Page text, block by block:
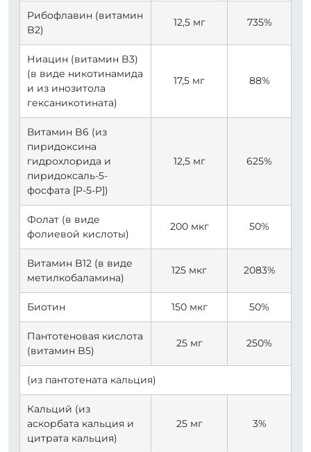
Рибофлавин (витамин
B2)
12,5 мг 735%
Ниацин (витамин B3)
(в виде никотинамида
и из инозитола
гексаникотината)
17,5 мг 88%
Витамин B6 (из
пиридоксина
гидрохлорида и
пиридоксаль-5-
фосфата [P-5-P])
12,5 мг 625%
Фолат (в виде
фолиевой кислоты)
200 мкг 50%
Витамин B12 (в виде
метилкобаламина)
125 мкг 2083%
Биотин 150 мкг 50%
Пантотеновая кислота
(витамин B5)
25 мг 250%
(из пантотената кальция)
Кальций (из
аскорбата кальция и
цитрата кальция)
25 мг 3%